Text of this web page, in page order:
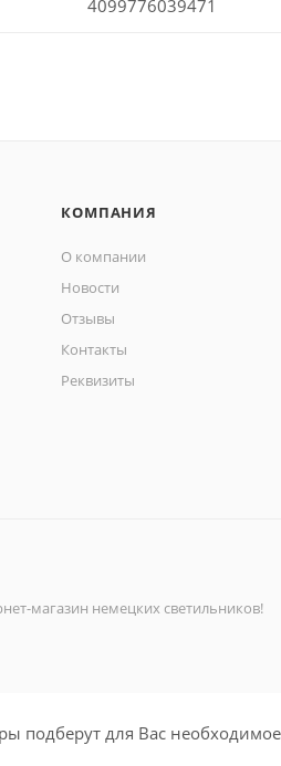
4099776039471
КОМПАНИЯ
О компании
Новости
Отзывы
Контакты
Реквизиты
магазин немецких светильников!
подберут для Вас